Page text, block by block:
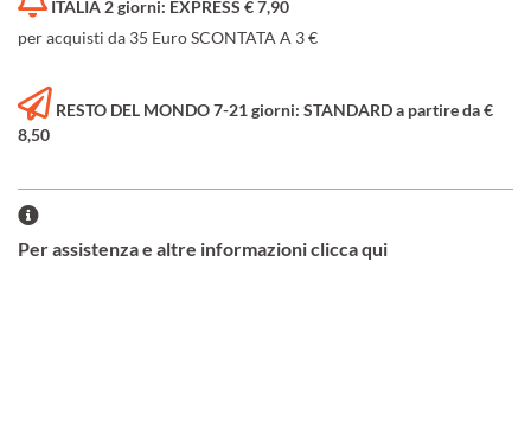
ITALIA 2 giorni: EXPRESS € 7,90
per acquisti da 35 Euro SCONTATA A 3 €
RESTO DEL MONDO 7-21 giorni: STANDARD a partire da €
8,50
Per assistenza e altre informazioni clicca qui